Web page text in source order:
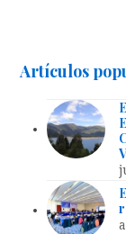
Artículos